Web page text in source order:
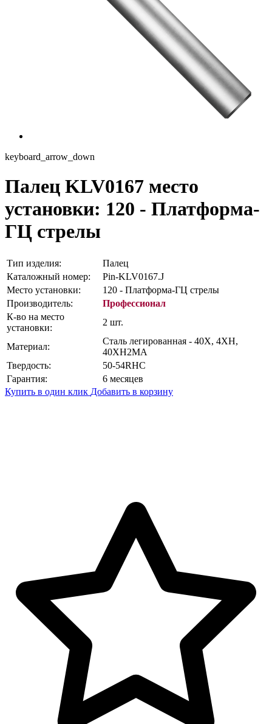
keyboard_arrow_down
Палец KLV0167 место
установки: 120 - Платформа-
ГЦ стрелы
Тип изделия:
Палец
Каталожный номер:
Pin-KLV0167.J
Место установки:
120 - Платформа-ГЦ стрелы
Производитель:
Профессионал
К-во на место
установки:
2 шт.
Материал:
Сталь легированная - 40Х, 4ХН,
40ХН2МА
Твердость:
50-54RHC
Гарантия:
6 месяцев
Купить в один клик Добавить в корзину